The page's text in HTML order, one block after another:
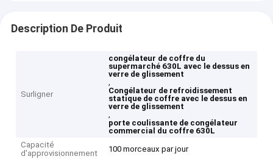
Description De Produit
Surligner
congélateur de coffre du
supermarché 630L avec le dessus en
verre de glissement
,
Congélateur de refroidissement
statique de coffre avec le dessus en
verre de glissement
,
porte coulissante de congélateur
commercial du coffre 630L
Capacité
d'approvisionnement
100 morceaux par jour